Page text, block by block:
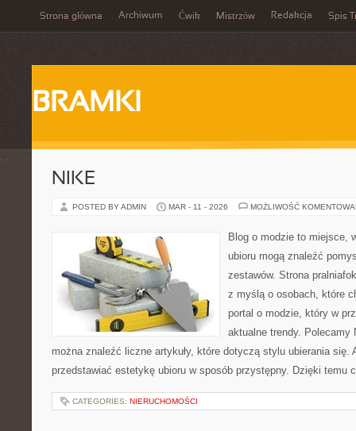
Strona główna Archiwum Ćwik Mistrzów Redakcja Spis
BRAMKI
NIKE
POSTED BY ADMIN MAR - 11 - 2026 MOŻLIWOŚĆ
Blog o modzie to miejsce,
ubioru mogą znaleźć
zestawów. Strona
z myślą o osobach, które
portal o modzie, który w
aktualne trendy. Polecamy
można znaleźć liczne artykuły, które dotyczą stylu ubierania się.
przedstawiać estetykę ubioru w sposób przystępny. Dzięki temu
CATEGORIES: NIERUCHOMOŚCI